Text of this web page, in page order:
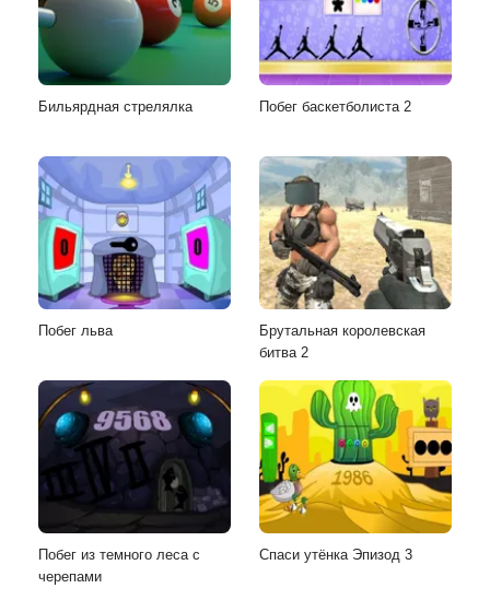
Бильярдная стрелялка Побег баскетболиста 2
Побег льва
Брутальная королевская
битва 2
Побег из темного леса с
черепами
Спаси утёнка Эпизод 3